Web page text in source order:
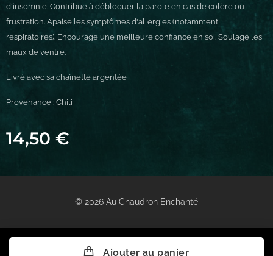
d'insomnie. Contribue à débloquer la parole en cas de colère ou
frustration. Apaise les symptômes d'allergies (notamment
respiratoires). Encourage une meilleure confiance en soi. Soulage les
maux de ventre.
Livré avec sa chaînette argentée
Provenance : Chili
14,50 €
Ajouter au panier
© 2026 Au Chaudron Enchanté